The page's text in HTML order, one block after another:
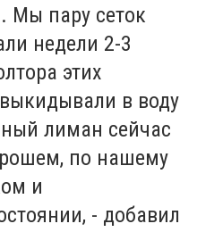
Мы пару сеток
недели 2-3
этих
в воду
лиман сейчас
по нашему
и
- добавил